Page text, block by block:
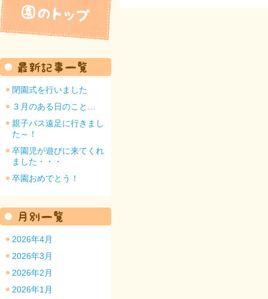
スケジュール
園のトップ
閉園式を行いました
３月のある日のこと…
親子バス遠足に行きまし
た～！
卒園児が遊びに来てくれ
ました・・・
卒園おめでとう！
2026年4月
2026年3月
2026年2月
2026年1月